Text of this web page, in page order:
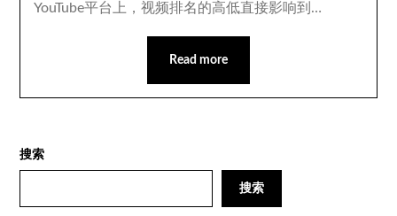
YouTube平台上，视频排名的高低直接影响到…
Read more
搜索
搜索